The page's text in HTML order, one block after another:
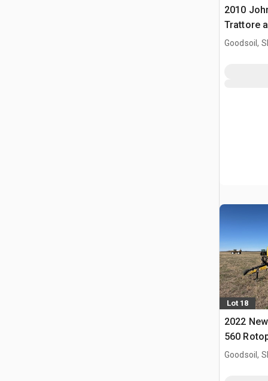
2010
Trattore
Goodsoil,
Lot 18
2022
560
Goodsoil,